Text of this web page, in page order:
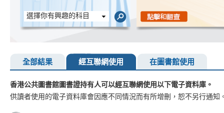
選擇你有興趣的科目
全部結果 經互聯網使用 在圖書館使用
香港公共圖書館圖書證持有人可以經互聯網使用以下電子資料庫。
供讀者使用的電子資料庫會因應不同情況而有所增刪，恕不另行通知